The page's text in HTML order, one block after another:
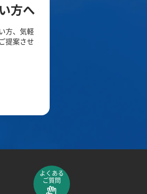
方へ
方、気軽
提案させ
よくある
ご質問